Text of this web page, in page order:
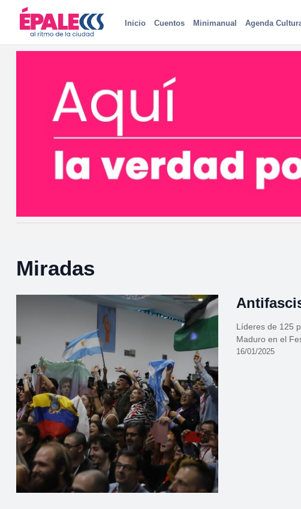
Inicio Cuentos Minimanual Agenda
Miradas
Líderes de 125
Maduro en el
16/01/2025